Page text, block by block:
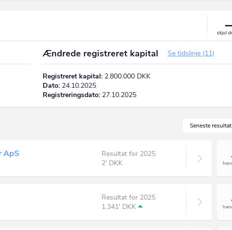
Ændrede registreret kapital Se tidslinje (11)
Registreret kapital:2.800.000 DKK
Dato:24.10.2025
Registreringsdato:27.10.2025
Seneste resultat
ApS
Resultat for 2025
2' DKK
Resultat for 2025
1.341' DKK